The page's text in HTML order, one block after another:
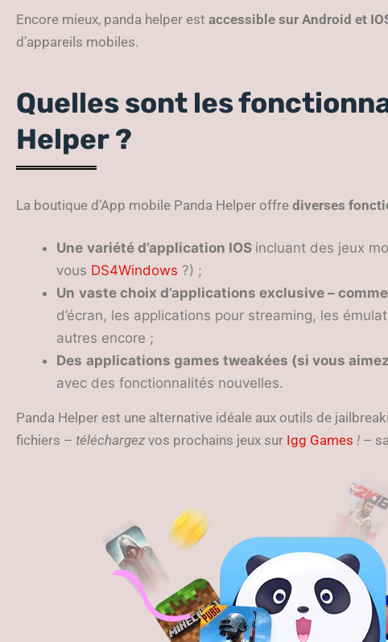
Encore mieux, panda helper est accessible sur Android et
d’appareils mobiles.
Quelles sont les
Helper ?
La boutique d’App mobile Panda Helper offre diverses
Une variété d’application IOS incluant des jeux
vous DS4Windows ?) ;
Un vaste choix d’applications exclusive – comme
d’écran, les applications pour streaming, les
autres encore ;
Des applications games tweakées (si vous
avec des fonctionnalités nouvelles.
Panda Helper est une alternative idéale aux outils de
fichiers – téléchargez vos prochains jeux sur Igg Games ! –